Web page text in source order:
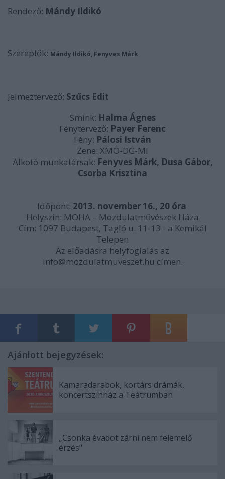
Rendező: Mándy Ildikó
Szereplők: Mándy Ildikó, Fenyves Márk
Jelmeztervező: Szűcs Edit
Smink: Halma Ágnes
Fénytervező: Payer Ferenc
Fény: Pálosi István
Zene: XMO-DG-MI
Alkotó munkatársak: Fenyves Márk, Dusa Gábor,
Csorba Krisztina
Időpont: 2013. november 16., 20 óra
Helyszín: MOHA – Mozdulatművészek Háza
Cím: 1097 Budapest, Tagló u. 11-13 - a Kemikál
Telepen
Az előadásra helyfoglalás az
info@mozdulatmuveszet.hu címen.
Ajánlott bejegyzések:
Kamaradarabok, kortárs drámák,
koncertszínház a Teátrumban
„Csonka évadot zárni nem felemelő
érzés"